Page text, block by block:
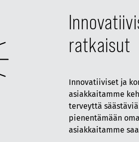
ratkaisut
Innovatiiviset ja
asiakkaitamme
terveyttä
pienentämään
asiakkaitamme